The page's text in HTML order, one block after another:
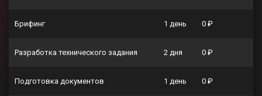
Брифинг 1 день 0 ₽
Разработка технического задания 2 дня 0 ₽
Подготовка документов 1 день 0 ₽